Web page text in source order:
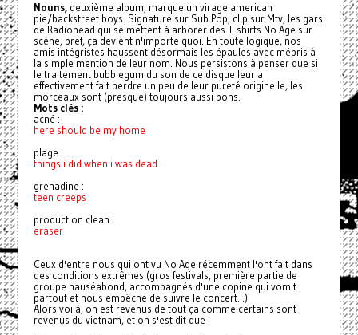
Nouns,deuxième album, marque un virage american
pie/backstreet boys. Signature sur Sub Pop, clip sur Mtv, les gars
de Radiohead qui se mettent à arborer des T-shirts No Age sur
scène, bref, ça devient n'importe quoi. En toute logique, nos
amis intégristes haussent désormais les épaules avec mépris à
la simple mention de leur nom. Nous persistons à penser que si
le traitement bubblegum du son de ce disque leur a
effectivement fait perdre un peu de leur pureté originelle, les
morceaux sont (presque) toujours aussi bons.
Mots clés :
acné :
here should be my home
plage :
things i did when i was dead
grenadine :
teen creeps
production clean :
eraser
Ceux d'entre nous qui ont vu No Age récemment l'ont fait dans
des conditions extrêmes (gros festivals,première partie de
groupe nauséabond, accompagnés d'une copine qui vomit
partout et nous empêche de suivre le concert...)
Alors voilà, on est revenus de tout ça comme certains sont
revenus du vietnam, et on s'est dit que :